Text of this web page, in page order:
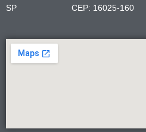
SP CEP: 16025-160